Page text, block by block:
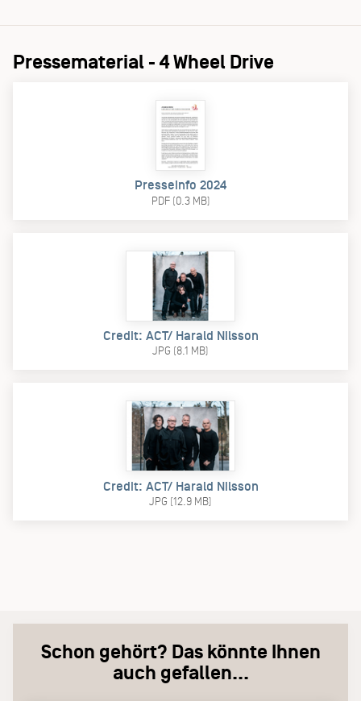
Pressematerial - 4 Wheel Drive
Presseinfo 2024
PDF (0.3 MB)
Credit: ACT/ Harald Nilsson
JPG (8.1 MB)
Credit: ACT/ Harald Nilsson
JPG (12.9 MB)
Schon gehört? Das könnte Ihnen
auch gefallen...